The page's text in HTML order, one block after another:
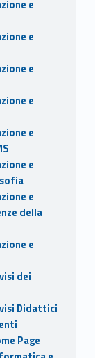
e
e
e
e
e
e
e
della
e
dei
Didattici
Page